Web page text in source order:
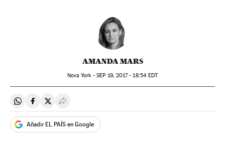
AMANDA MARS
Nova York - SEP 19, 2017 - 18:54EDT
Compartir en Whatsapp
Compartir en Facebook
Compartir en Twitter
Desplegar Redes Sociales
Añadir EL PAÍS en Google